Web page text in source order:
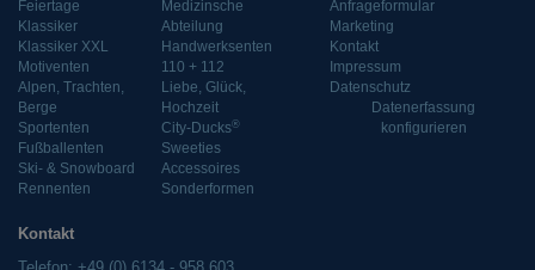
Feiertage
Klassiker
Klassiker XXL
Motiventen
Alpen, Trachten,
Berge
Sportenten
Fußballenten
Ski- & Snowboard
Rennenten
Medizinsche
Abteilung
Handwerksenten
110 + 112
Liebe, Glück,
Hochzeit
City-Ducks®
Sweeties
Accessoires
Sonderformen
Anfrageformular
Marketing
Kontakt
Impressum
Datenschutz
Datenerfassung
konfigurieren
Kontakt